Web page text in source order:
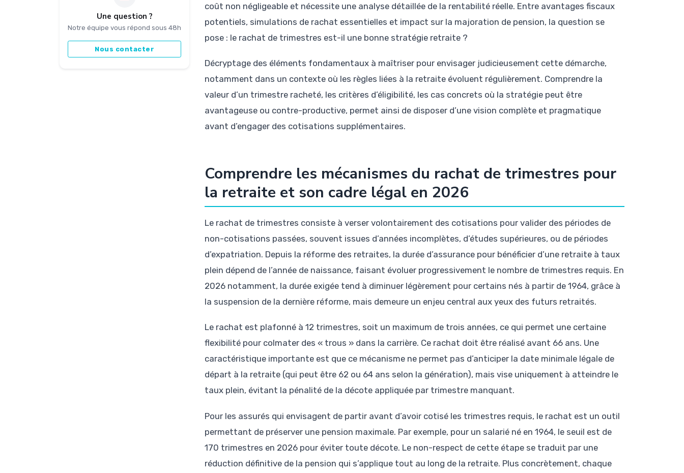
Une question ?
Notre équipe vous répond sous 48h
Nous contacter
coût non négligeable et nécessite une analyse détaillée de la rentabilité réelle. Entre avantages fiscaux
potentiels, simulations de rachat essentielles et impact sur la majoration de pension, la question se
pose : le rachat de trimestres est-il une bonne stratégie retraite ?
Décryptage des éléments fondamentaux à maîtriser pour envisager judicieusement cette démarche,
notamment dans un contexte où les règles liées à la retraite évoluent régulièrement. Comprendre la
valeur d’un trimestre racheté, les critères d’éligibilité, les cas concrets où la stratégie peut être
avantageuse ou contre-productive, permet ainsi de disposer d’une vision complète et pragmatique
avant d’engager des cotisations supplémentaires.
Comprendre les mécanismes du rachat de trimestres pour
la retraite et son cadre légal en 2026
Le rachat de trimestres consiste à verser volontairement des cotisations pour valider des périodes de
non-cotisations passées, souvent issues d’années incomplètes, d’études supérieures, ou de périodes
d’expatriation. Depuis la réforme des retraites, la durée d’assurance pour bénéficier d’une retraite à taux
plein dépend de l’année de naissance, faisant évoluer progressivement le nombre de trimestres requis. En
2026 notamment, la durée exigée tend à diminuer légèrement pour certains nés à partir de 1964, grâce à
la suspension de la dernière réforme, mais demeure un enjeu central aux yeux des futurs retraités.
Le rachat est plafonné à 12 trimestres, soit un maximum de trois années, ce qui permet une certaine
flexibilité pour colmater des « trous » dans la carrière. Ce rachat doit être réalisé avant 66 ans. Une
caractéristique importante est que ce mécanisme ne permet pas d’anticiper la date minimale légale de
départ à la retraite (qui peut être 62 ou 64 ans selon la génération), mais vise uniquement à atteindre le
taux plein, évitant la pénalité de la décote appliquée par trimestre manquant.
Pour les assurés qui envisagent de partir avant d’avoir cotisé les trimestres requis, le rachat est un outil
permettant de préserver une pension maximale. Par exemple, pour un salarié né en 1964, le seuil est de
170 trimestres en 2026 pour éviter toute décote. Le non-respect de cette étape se traduit par une
réduction définitive de la pension qui s’applique tout au long de la retraite. Plus concrètement, chaque